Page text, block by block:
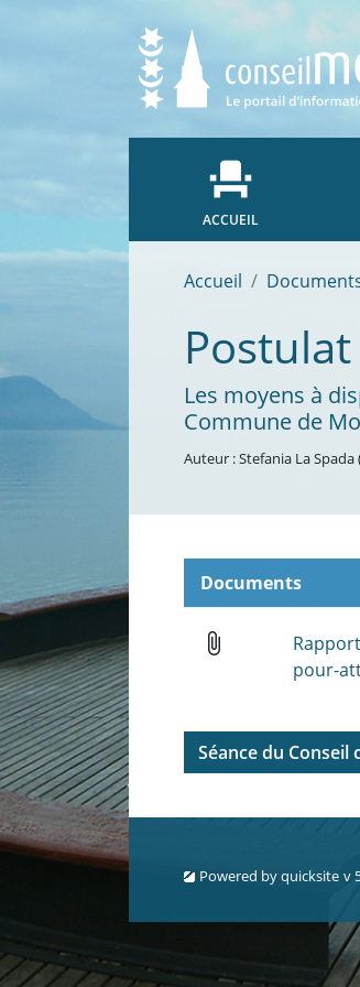
event_seat
ACCUEIL
Accueil
Postulat
Les moyens à
Commune de
Auteur : Stefania La Spada
Documents
attach_file
pour-
Séance du Conseil
Powered byquicksite v